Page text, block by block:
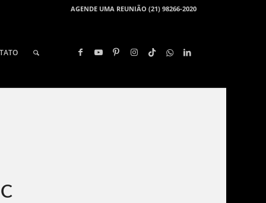
AGENDE UMA REUNIÃO (21) 98266-2020